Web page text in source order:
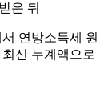
은 뒤
연방소득세 원
신 누계액으로